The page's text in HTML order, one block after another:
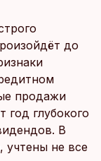
до
продажи
глубокого
В
учтены не все